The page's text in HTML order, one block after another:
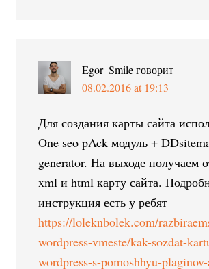
Egor_Smile говорит
08.02.2016 at 19:13
Для создания карты сайта
One seo pAck модуль +
generator. На выходе получаем
xml и html карту сайта.
инструкция есть у ребят
https://loleknbolek.com/
wordpress-vmeste/kak-sozdat-
wordpress-s-pomoshhyu-